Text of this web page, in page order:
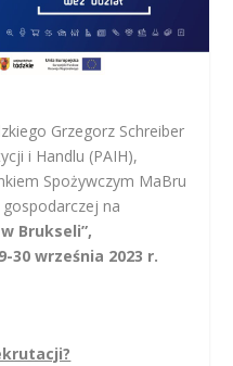
Grzegorz Schreiber
i Handlu (PAIH),
Spożywczym MaBru
na
Brukseli”,
30 września 2023 r.